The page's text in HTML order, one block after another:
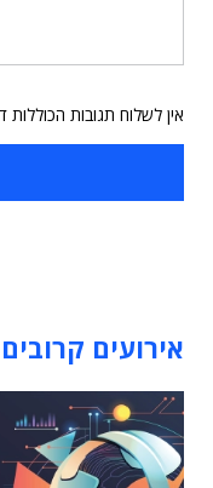
אין לשלוח תגובות
אירועים קרובים